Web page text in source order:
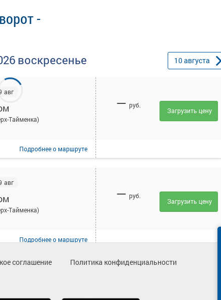
-
воскресенье 10августа
авг
Тайменка)
Подробнеео маршруте
— руб.
Загрузить цену
авг
Тайменка)
Подробнеео маршруте
— руб.
Загрузить цену
соглашение
Политика конфиденциальности